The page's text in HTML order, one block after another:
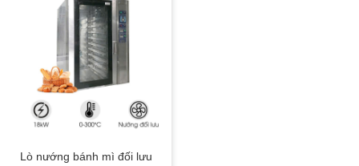
Lò nướng bánh mì đối lưu